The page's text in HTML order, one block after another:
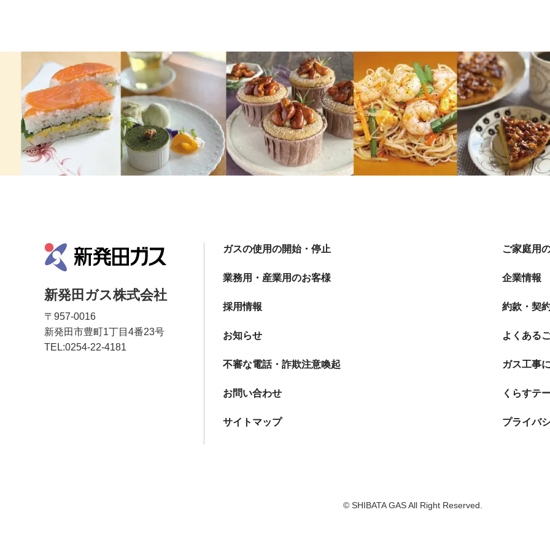
新発田ガス株式会社
〒957-0016
新発田市豊町1丁目4番23号
TEL:0254-22-4181
ガスの使用の開始・停止 ご家庭用
業務用・産業用のお客様 企業情報
採用情報 約款・契
お知らせ よくある
不審な電話・詐欺注意喚起 ガス工事
お問い合わせ くらすテ
サイトマップ プライバ
© SHIBATA GAS All Right Reserved.